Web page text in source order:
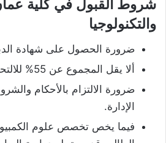
شروط القبول في كلية
والتكنولوجيا
ضرورة الحصول على شهادة
ألا يقل المجموع عن 55% للالتحاق بأيٍ من التخصصات.
ضرورة الالتزام بالأحكام
الإدارة.
فيما يخص تخصص علوم